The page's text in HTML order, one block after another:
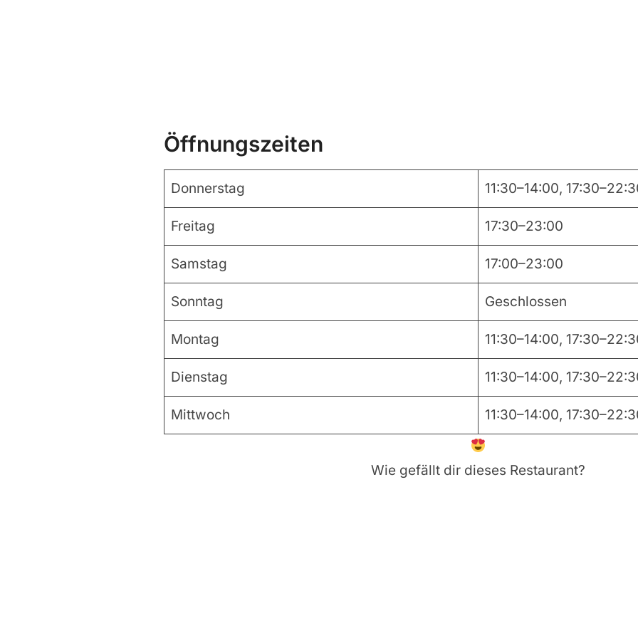
Öffnungszeiten
Donnerstag 11:30–14:00,
Freitag 17:30–23:00
Samstag 17:00–23:00
Sonntag Geschlossen
Montag 11:30–14:00,
Dienstag 11:30–14:00,
Mittwoch 11:30–14:00,
Wie gefällt dir dieses Restaurant?